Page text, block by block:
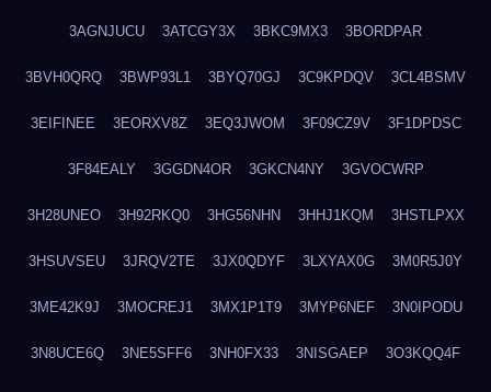
3AGNJUCU 3ATCGY3X 3BKC9MX3 3BORDPAR
3BVH0QRQ 3BWP93L1 3BYQ70GJ 3C9KPDQV 3CL4BSMV
3EIFINEE 3EORXV8Z 3EQ3JWOM 3F09CZ9V 3F1DPDSC
3F84EALY 3GGDN4OR 3GKCN4NY 3GVOCWRP
3H28UNEO 3H92RKQ0 3HG56NHN 3HHJ1KQM 3HSTLPXX
3HSUVSEU 3JRQV2TE 3JX0QDYF 3LXYAX0G 3M0R5J0Y
3ME42K9J 3MOCREJ1 3MX1P1T9 3MYP6NEF 3N0IPODU
3N8UCE6Q 3NE5SFF6 3NH0FX33 3NISGAEP 3O3KQQ4F